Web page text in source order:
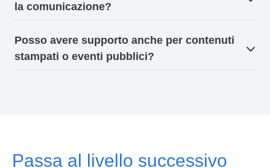
la comunicazione?
Posso avere supporto anche per contenuti
stampati o eventi pubblici?
Passa al livello successivo